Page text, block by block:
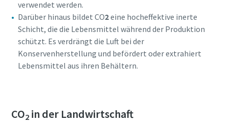
verwendet werden.
Darüber hinaus bildet CO2eine hocheffektive inerte
Schicht, die die Lebensmittel während der Produktion
schützt. Es verdrängt die Luft bei der
Konservenherstellung und befördert oder extrahiert
Lebensmittel aus ihren Behältern.
CO2in der Landwirtschaft